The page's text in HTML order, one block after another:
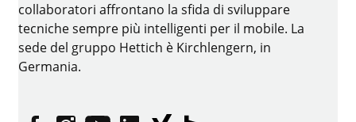
collaboratori affrontano la sfida di sviluppare
tecniche sempre più intelligenti per il mobile. La
sede del gruppo Hettich è Kirchlengern, in
Germania.